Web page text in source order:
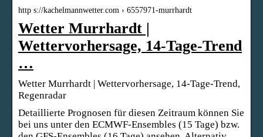
http s://kachelmannwetter.com › 6557971-murrhardt
Wetter Murrhardt |
Wettervorhersage, 14-Tage-Trend
…
Wetter Murrhardt | Wettervorhersage, 14-Tage-Trend,
Regenradar
Detaillierte Prognosen für diesen Zeitraum können Sie
bei uns unter den ECMWF-Ensembles (15 Tage) bzw.